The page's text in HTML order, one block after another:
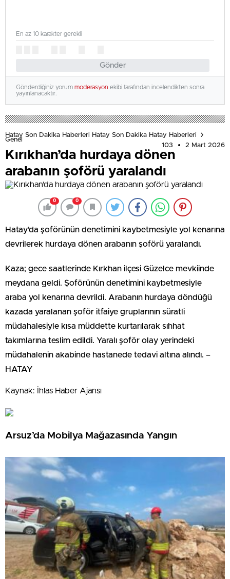
Gönder
En az 10 karakter gerekli
Gönderdiğiniz yorum moderasyon ekibi tarafından incelendikten sonra
yayınlanacaktır.
Hatay Son Dakika Haberleri Hatay Son Dakika Hatay Haberleri
Genel
103
2 Mart 2026
Kırıkhan’da hurdaya dönen
arabanın şoförü yaralandı
0 0
Hatay’da şoförünün denetimini kaybetmesiyle yol kenarına
devrilerek hurdaya dönen arabanın şoförü yaralandı.
Kaza; gece saatlerinde Kırkhan ilçesi Güzelce mevkiinde
meydana geldi. Şoförünün denetimini kaybetmesiyle
araba yol kenarına devrildi. Arabanın hurdaya döndüğü
kazada yaralanan şoför itfaiye gruplarının süratli
müdahalesiyle kısa müddette kurtarılarak sıhhat
takımlarına teslim edildi. Yaralı şoför olay yerindeki
müdahalenin akabinde hastanede tedavi altına alındı. –
HATAY
Kaynak: İhlas Haber Ajansı
Arsuz’da Mobilya Mağazasında Yangın